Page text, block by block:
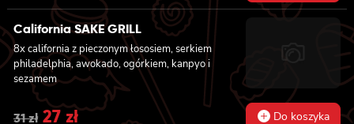
California SAKE GRILL
8x california z pieczonym łososiem, serkiem
philadelphia, awokado, ogórkiem, kanpyo i
sezamem
31zł Original
27 złCurrent
Do koszyka